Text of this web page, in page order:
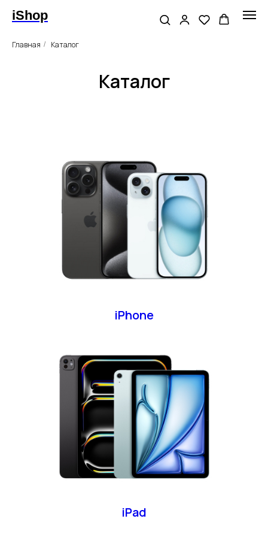
iShop
Главная / Каталог
Каталог
iPhone
iPad